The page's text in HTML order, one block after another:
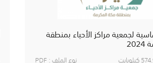
لجمعية مراكز الأحياء بمنطقة
نوع الملف : PDF